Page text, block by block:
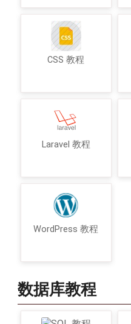
CSS 教程
Laravel 教程
WordPress 教程
数据库教程